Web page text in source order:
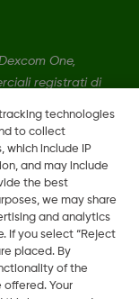
One,
registrati di
technologies
to collect
which include IP
and may include
the best
we may share
and analytics
If you select “Reject
placed. By
of the
Your